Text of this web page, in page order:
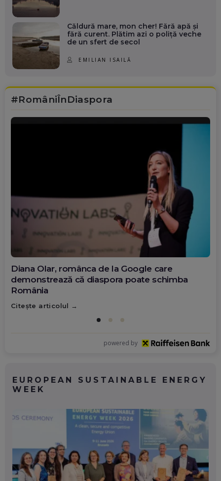
Căldură mare, mon cher! Fără apă și
fără curent. Plătim azi o poliță veche
de un sfert de secol
EMILIAN ISAILĂ
#RomâniÎnDiaspora
Diana Olar, românca de la Google care
demonstrează că diaspora poate schimba
România
Citește articolul
powered by
EUROPEAN SUSTAINABLE ENERGY
WEEK